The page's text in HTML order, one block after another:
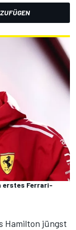
erstes Ferrari-
Hamilton jüngst